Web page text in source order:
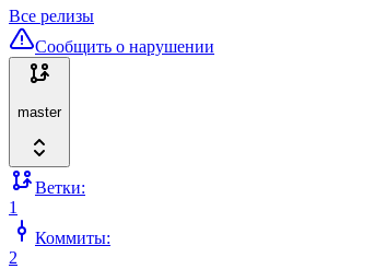
Все релизы
Сообщить о нарушении
master
Ветки:
1
Коммиты:
2